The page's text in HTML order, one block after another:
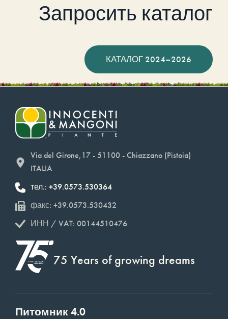
Запросить каталог
КАТАЛОГ 2024–2026
Via del Girone,17 - 51100 - Chiazzano (Pistoia)
ITALIA
тел.: +39.0573.530364
факс: +39.0573.530432
ИНН / VAT: 00144510476
75 Years of growing dreams
Питомник 4.0